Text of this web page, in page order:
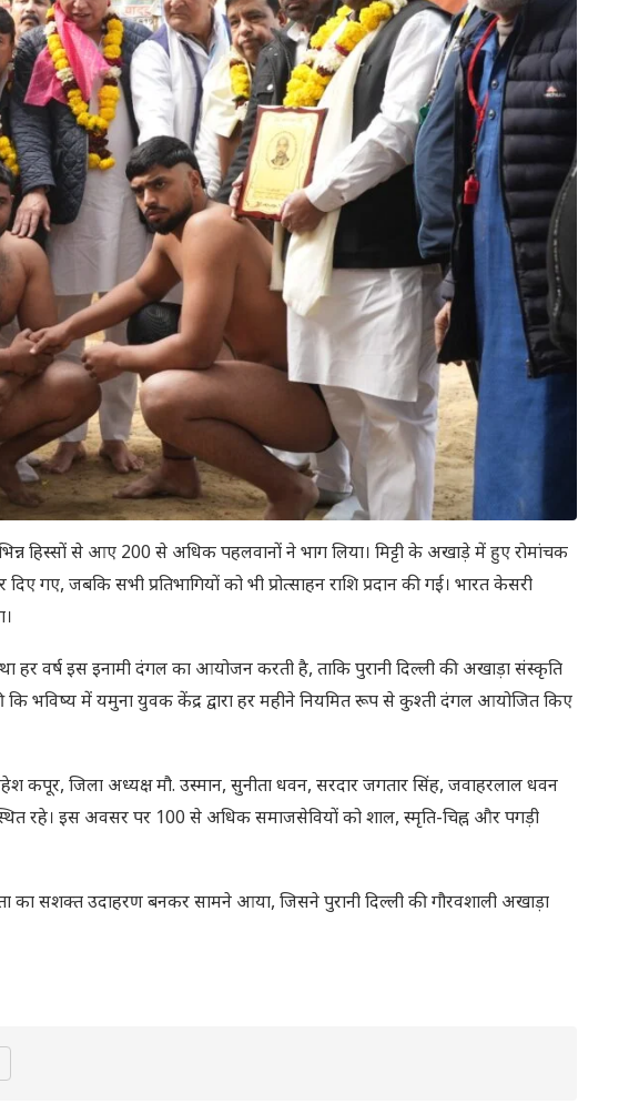
हिस्सों से आए 200 से अधिक पहलवानों ने भाग लिया। मिट्टी के अखाड़े में हुए रोमांचक
गए, जबकि सभी प्रतिभागियों को भी प्रोत्साहन राशि प्रदान की गई। भारत केसरी
वर्ष इस इनामी दंगल का आयोजन करती है, ताकि पुरानी दिल्ली की अखाड़ा संस्कृति
भविष्य में यमुना युवक केंद्र द्वारा हर महीने नियमित रूप से कुश्ती दंगल आयोजित किए
कपूर, जिला अध्यक्ष मौ. उस्मान, सुनीता धवन, सरदार जगतार सिंह, जवाहरलाल धवन
रहे। इस अवसर पर 100 से अधिक समाजसेवियों को शाल, स्मृति-चिह्न और पगड़ी
सशक्त उदाहरण बनकर सामने आया, जिसने पुरानी दिल्ली की गौरवशाली अखाड़ा